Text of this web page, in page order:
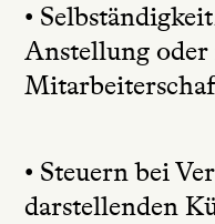
•
Anstellung
• Steuern bei
darstellenden